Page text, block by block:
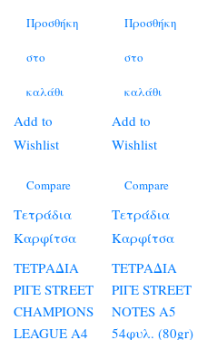
Προσθήκη
στο
καλάθι
Add to
Wishlist
Compare
Τετράδια
Καρφίτσα
ΤΕΤΡΑΔΙΑ
ΡΙΓΕ STREET
CHAMPIONS
LEAGUE A4
Προσθήκη
στο
καλάθι
Add to
Wishlist
Compare
Τετράδια
Καρφίτσα
ΤΕΤΡΑΔΙΑ
ΡΙΓΕ STREET
NOTES A5
54φυλ. (80gr)